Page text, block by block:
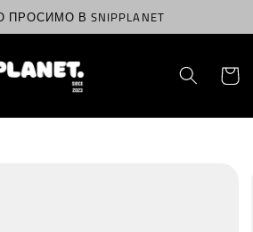
В SNIPPLANET